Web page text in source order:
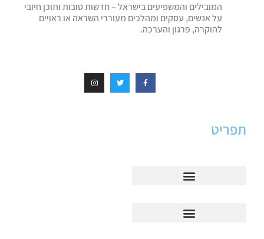
המובילים והמשפיעים בישראל – חדשות טובות ותוכן חיובי
על אנשים, עסקים ומהלכים מעוררי השראה או ראויים
להוקרה, פרגון והערכה.
תפריט